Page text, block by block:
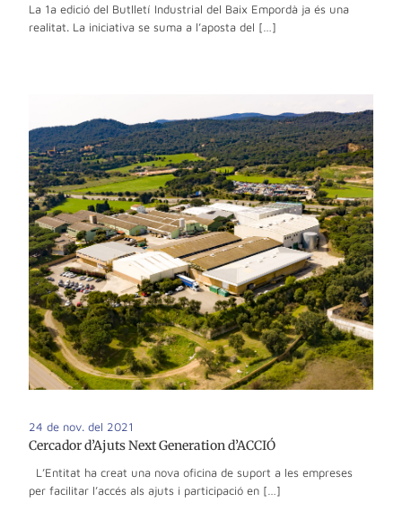
La 1a edició del Butlletí Industrial del Baix Empordà ja és una
realitat. La iniciativa se suma a l’aposta del […]
24 de nov. del 2021
Cercador d’Ajuts Next Generation d’ACCIÓ
L’Entitat ha creat una nova oficina de suport a les empreses
per facilitar l’accés als ajuts i participació en […]